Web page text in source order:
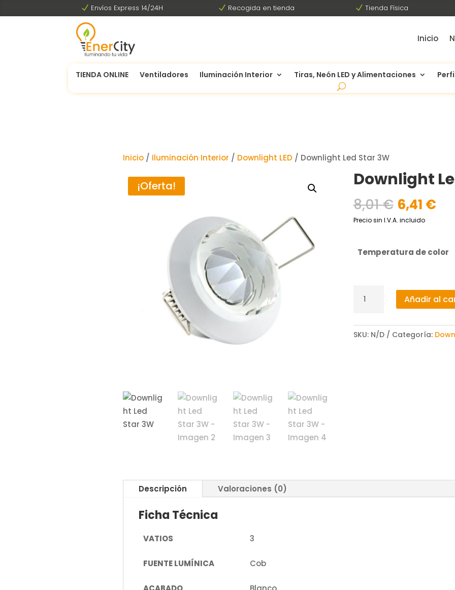
N Envíos Express 14/24H N Recogida en tienda N Tienda Física
Inicio
TIENDA ONLINE Ventiladores Iluminación Interior Tiras, Neón LED y Alimentaciones
Inicio/ Iluminación Interior / Downlight LED / Downlight Led Star 3W
¡Oferta! Downlight
8,01€ El
precio
8,01 €.
6,41 €El
Precio sin I.V.A. incluido
Temperatura de color
Led
3W
cantidad
Añadir al
SKU: N/D Categoría:
Descripción Valoraciones (0)
Ficha Técnica
VATIOS 3
FUENTE LUMÍNICA Cob